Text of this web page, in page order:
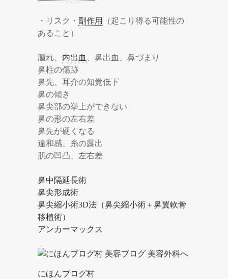
・リスク・ 副作用
（起こり得る可能性の
あること）
腫れ、 内出血
、鼻出血、鼻づまり
鼻柱の傷跡
鼻先、耳介の知覚低下
鼻の傾き
鼻尖部の挙上ができない
鼻の形の左右差
鼻先が硬くなる
違和感、糸の露出
肌の凹凸、左右差
鼻中隔延長術
鼻尖形成術
鼻尖縮小術3D法（鼻尖縮小術＋鼻翼軟骨
移植術）
アンカーマックス
にほんブログ村